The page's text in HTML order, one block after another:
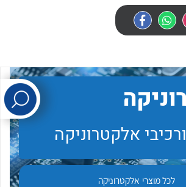
אלקטרוניקה
לכל מוצרי אלקטרוניקה